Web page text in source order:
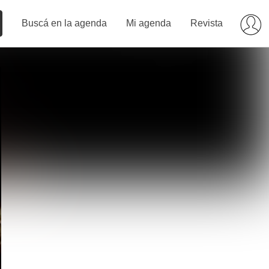
Buscá en la agenda Mi agenda Revista